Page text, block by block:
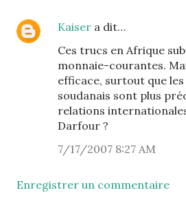
Kaiser a dit…
Ces trucs en Afrique
monnaie-courantes.
efficace, surtout que
soudanais sont plus
relations
Darfour ?
7/17/2007 8:27 AM
Enregistrer un commentaire